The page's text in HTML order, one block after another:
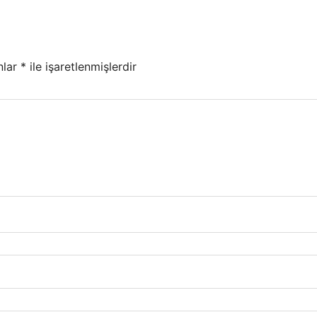
* ile işaretlenmişlerdir